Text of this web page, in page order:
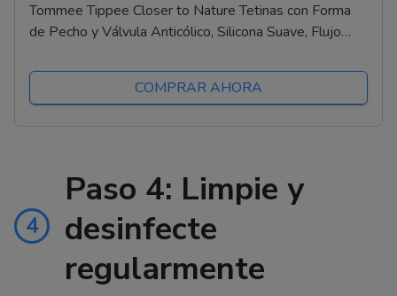
Tommee Tippee Closer to Nature Tetinas con Forma
de Pecho y Válvula Anticólico, Silicona Suave, Flujo
COMPRAR AHORA
4
Paso 4: Limpie y
desinfecte
regularmente